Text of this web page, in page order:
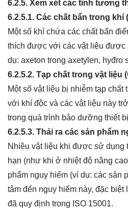
6.2.5. Xem xét các tính tương
6.2.5.1. Các chất bẩn trong khí
Một số khí chứa các chất bẩn
thích được với các vật liệu được
dụ: axeton trong axetylen, hyđro
6.2.5.2. Tạp chất trong vật liệu
Một số vật liệu bị nhiễm tạp chất
với khí độc và các vật liệu này
trong quá trình bảo dưỡng thiết
6.2.5.3. Thải ra các sản phẩm
Nhiều vật liệu khi được sử dụng
hạn (như khi ở nhiệt độ nâng
phẩm nguy hiểm (ví dụ: các sản
tâm đến nguy hiểm này, đặc
đã quy định trong ISO 15001.